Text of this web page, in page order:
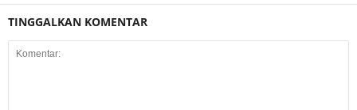
TINGGALKAN KOMENTAR